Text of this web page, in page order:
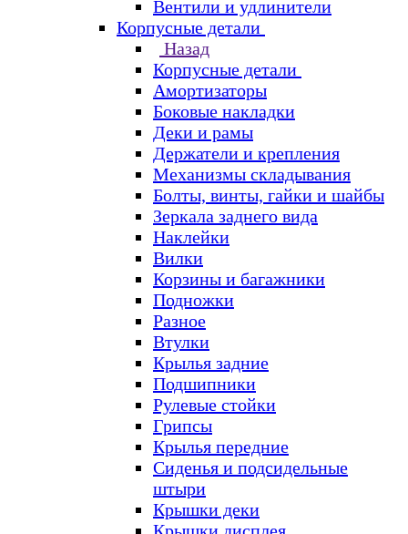
Вентили и удлинители
Корпусные детали
Назад
Корпусные детали
Амортизаторы
Боковые накладки
Деки и рамы
Держатели и крепления
Механизмы складывания
Болты, винты, гайки и шайбы
Зеркала заднего вида
Наклейки
Вилки
Корзины и багажники
Подножки
Разное
Втулки
Крылья задние
Подшипники
Рулевые стойки
Грипсы
Крылья передние
Сиденья и подсидельные
штыри
Крышки деки